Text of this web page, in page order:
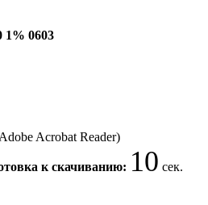
1% 0603
Acrobat Reader)
к скачиванию: 10 сек.